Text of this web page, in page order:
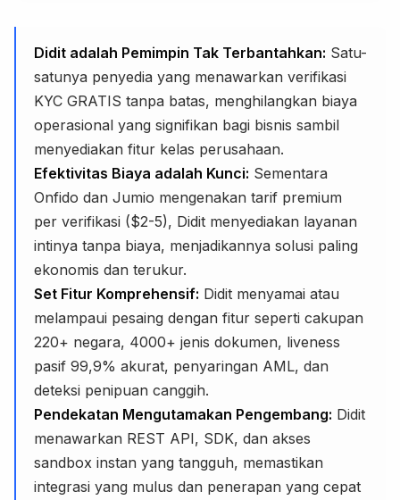
Didit adalah Pemimpin Tak Terbantahkan: Satu-
satunya penyedia yang menawarkan verifikasi
KYC GRATIS tanpa batas, menghilangkan biaya
operasional yang signifikan bagi bisnis sambil
menyediakan fitur kelas perusahaan.
Efektivitas Biaya adalah Kunci: Sementara
Onfido dan Jumio mengenakan tarif premium
per verifikasi ($2-5), Didit menyediakan layanan
intinya tanpa biaya, menjadikannya solusi paling
ekonomis dan terukur.
Set Fitur Komprehensif: Didit menyamai atau
melampaui pesaing dengan fitur seperti cakupan
220+ negara, 4000+ jenis dokumen, liveness
pasif 99,9% akurat, penyaringan AML, dan
deteksi penipuan canggih.
Pendekatan Mengutamakan Pengembang: Didit
menawarkan REST API, SDK, dan akses
sandbox instan yang tangguh, memastikan
integrasi yang mulus dan penerapan yang cepat